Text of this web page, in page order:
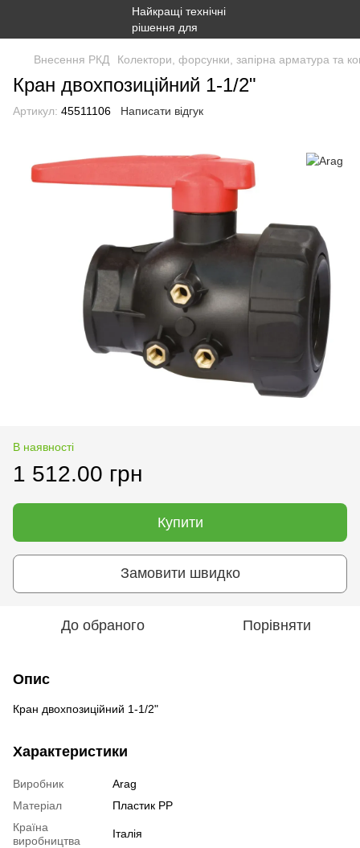
Внесення РКД Колектори, форсунки, запірна арматура та
Кран двохпозиційний 1-1/2"
Артикул: 45511106 Написати відгук
В наявності
1 512.00 грн
Купити
Замовити швидко
До обраного Порівняти
Опис
Кран двохпозиційний 1-1/2"
Характеристики
Виробник
Arag
Матеріал
Пластик РР
Країна
виробництва
Італія